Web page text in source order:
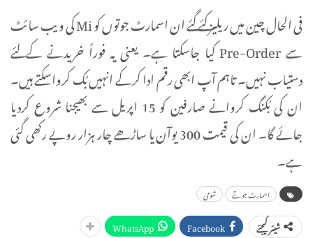
فی الحال چین میں ریلیز کئے گئے ان اسمارٹ جوتوں کو Mi کی ویب سائٹ
سے Pre-Order کیا جاسکتا ہے۔ یعنی یہ فوراً خریدنے کے لئے
دستیاب نہیں۔ تاہم آپ ابھی رقم ادا کرکے انہیں بُک کرواسکتے ہیں۔
ان کی بُکنگ کروانے صارفین کو 15 اپریل سے بھیجنا شروع کردیا
جائے گا۔ ان کی قیمت 300 یوآن یا ساڑھے چار ہزار روپے رکھی گئی
ہے۔
اسمارٹ جوتے شومی
شیئر کیجئے Facebook
WhatsApp